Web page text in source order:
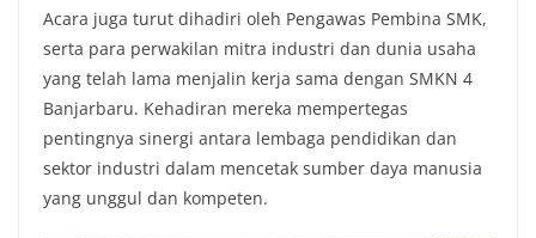
Acara juga turut dihadiri oleh Pengawas Pembina SMK,
serta para perwakilan mitra industri dan dunia usaha
yang telah lama menjalin kerja sama dengan SMKN 4
Banjarbaru. Kehadiran mereka mempertegas
pentingnya sinergi antara lembaga pendidikan dan
sektor industri dalam mencetak sumber daya manusia
yang unggul dan kompeten.